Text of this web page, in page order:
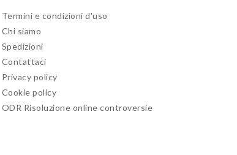
Termini e condizioni d'uso
Chi siamo
Spedizioni
Contattaci
Privacy policy
Cookie policy
ODR Risoluzione online controversie